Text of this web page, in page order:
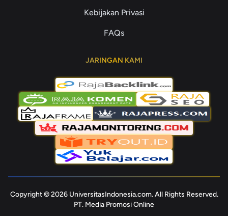
Kebijakan Privasi
FAQs
JARINGAN KAMI
Copyright © 2026 UniversitasIndonesia.com. All Rights Reserved.
PT. Media Promosi Online